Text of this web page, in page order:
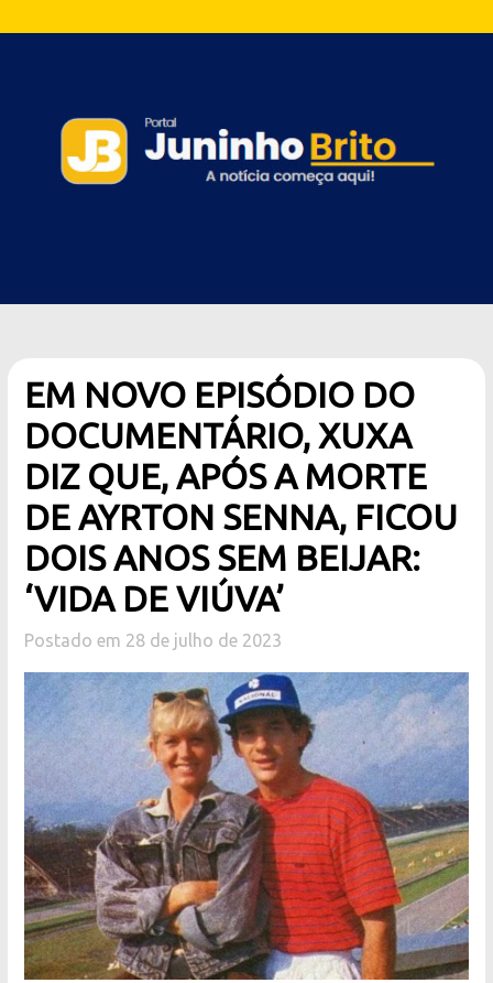
EM NOVO EPISÓDIO DO
DOCUMENTÁRIO, XUXA
DIZ QUE, APÓS A MORTE
DE AYRTON SENNA, FICOU
DOIS ANOS SEM BEIJAR:
‘VIDA DE VIÚVA’
Postado em 28 de julho de 2023